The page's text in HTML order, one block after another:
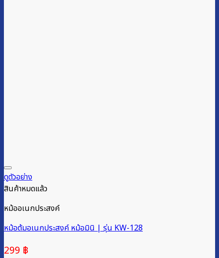
ดูตัวอย่าง
สินค้าหมดแล้ว
หม้ออเนกประสงค์
หม้อต้มอเนกประสงค์ หม้อมินิ | รุ่น KW-128
299 ฿